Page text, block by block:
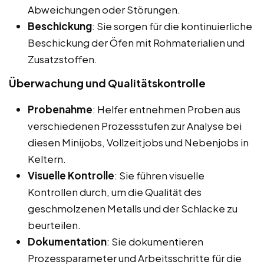
Abweichungen oder Störungen.
Beschickung: Sie sorgen für die kontinuierliche
Beschickung der Öfen mit Rohmaterialien und
Zusatzstoffen.
Überwachung und Qualitätskontrolle
Probenahme: Helfer entnehmen Proben aus
verschiedenen Prozessstufen zur Analyse bei
diesen Minijobs, Vollzeitjobs und Nebenjobs in
Keltern.
Visuelle Kontrolle: Sie führen visuelle
Kontrollen durch, um die Qualität des
geschmolzenen Metalls und der Schlacke zu
beurteilen.
Dokumentation: Sie dokumentieren
Prozessparameter und Arbeitsschritte für die